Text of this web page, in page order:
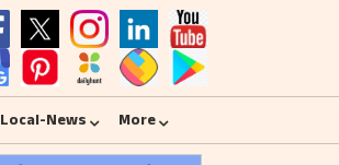
Local-News More